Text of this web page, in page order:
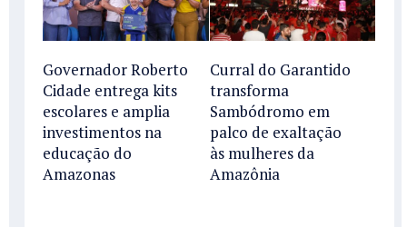
Governador Roberto
Cidade entrega kits
escolares e amplia
investimentos na
educação do
Amazonas
Curral do Garantido
transforma
Sambódromo em
palco de exaltação
às mulheres da
Amazônia